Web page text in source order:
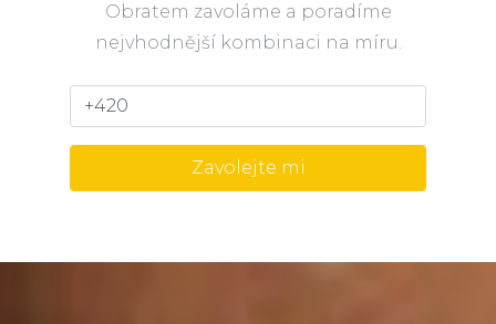
Obratem zavoláme a poradíme
nejvhodnější kombinaci na míru.